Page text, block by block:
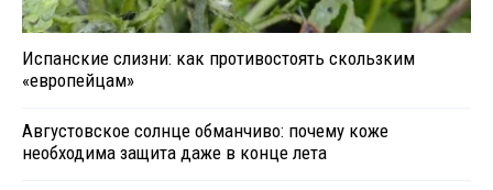
Испанские слизни: как противостоять скользким
«европейцам»
Августовское солнце обманчиво: почему коже
необходима защита даже в конце лета